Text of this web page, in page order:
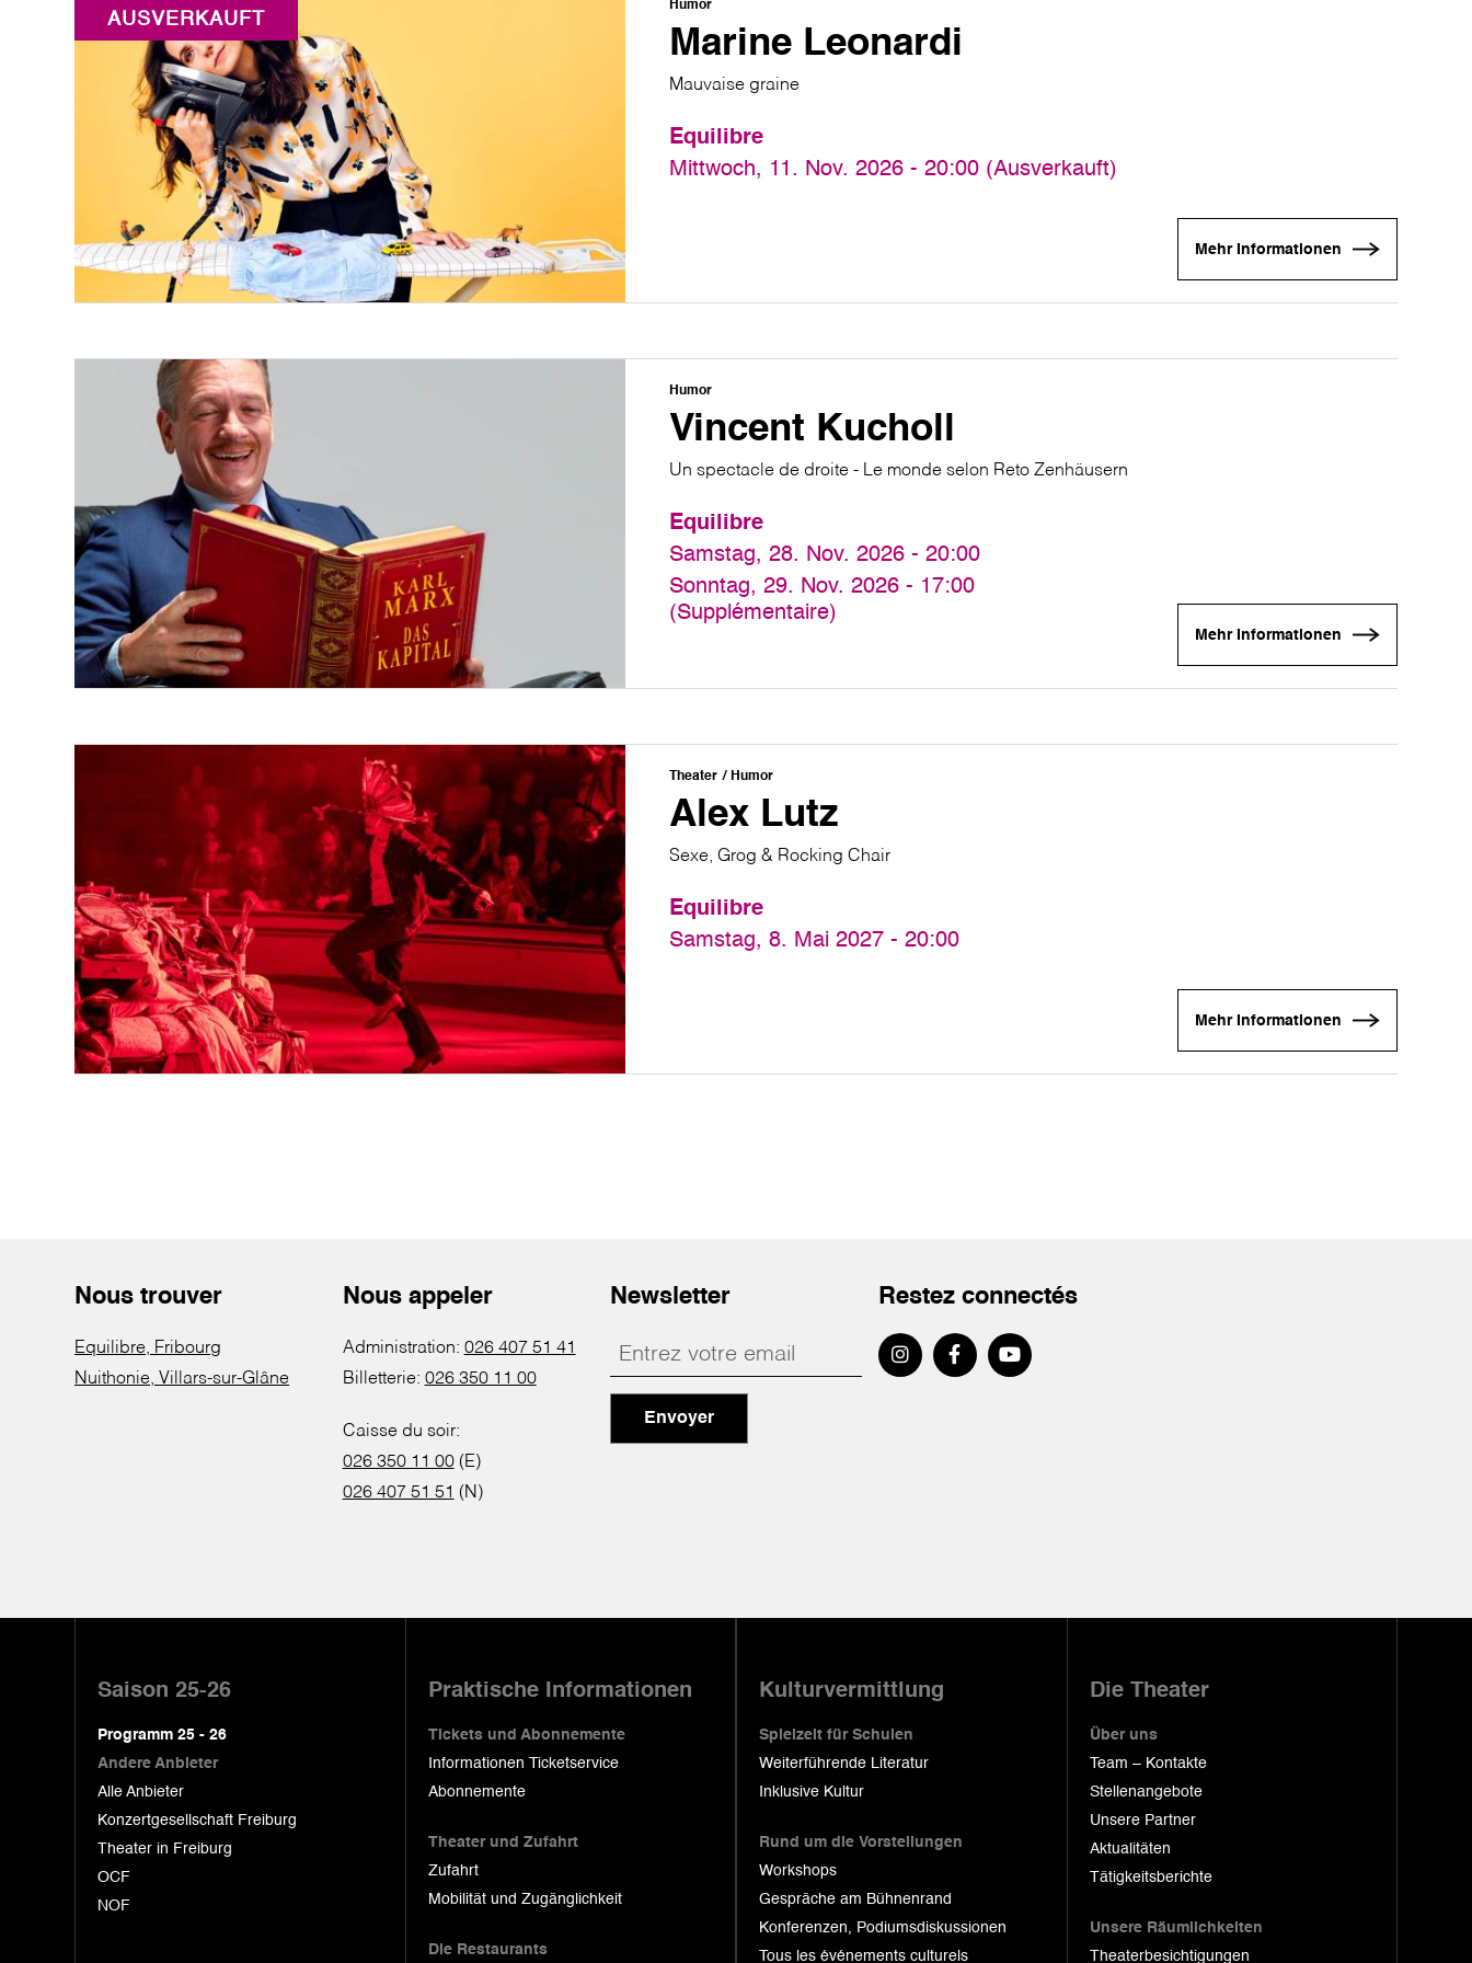
AUSVERKAUFT
Humor
Marine Leonardi
Mauvaise graine
Equilibre
Mittwoch, 11. Nov. 2026 - 20:00 (Ausverkauft)
Mehr Informationen
Humor
Vincent Kucholl
Un spectacle de droite - Le monde selon Reto Zenhäusern
Equilibre
Samstag, 28. Nov. 2026 - 20:00
Sonntag, 29. Nov. 2026 - 17:00
(Supplémentaire)
Mehr Informationen
Theater Humor
Alex Lutz
Sexe, Grog & Rocking Chair
Equilibre
Samstag, 8. Mai 2027 - 20:00
Mehr Informationen
Nous trouver
Equilibre, Fribourg
Nuithonie, Villars-sur-Glâne
Nous appeler
Administration: 026 407 51 41
Billetterie: 026 350 11 00
Caisse du soir:
026 350 11 00(E)
026 407 51 51 (N)
Newsletter
Envoyer
Restez connectés
Saison 25-26
Programm 25 - 26
Andere Anbieter
Alle Anbieter
Konzertgesellschaft Freiburg
Theater in Freiburg
OCF
NOF
Praktische Informationen
Tickets und Abonnemente
Informationen Ticketservice
Abonnemente
Theater und Zufahrt
Zufahrt
Mobilität und Zugänglichkeit
Die Restaurants
Kulturvermittlung
Spielzeit für Schulen
Weiterführende Literatur
Inklusive Kultur
Rund um die Vorstellungen
Workshops
Gespräche am Bühnenrand
Konferenzen, Podiumsdiskussionen
Tous les événements culturels
Die Theater
Über uns
Team – Kontakte
Stellenangebote
Unsere Partner
Aktualitäten
Tätigkeitsberichte
Unsere Räumlichkeiten
Theaterbesichtigungen